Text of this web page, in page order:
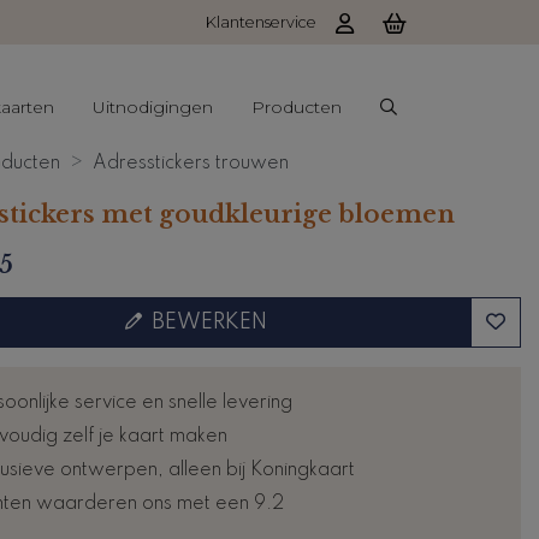
Klantenservice
Uitnodigingen Producten
Adresstickers trouwen
met goudkleurige bloemen
BEWERKEN
service en snelle levering
zelf je kaart maken
ontwerpen, alleen bij Koningkaart
waarderen ons met een 9.2